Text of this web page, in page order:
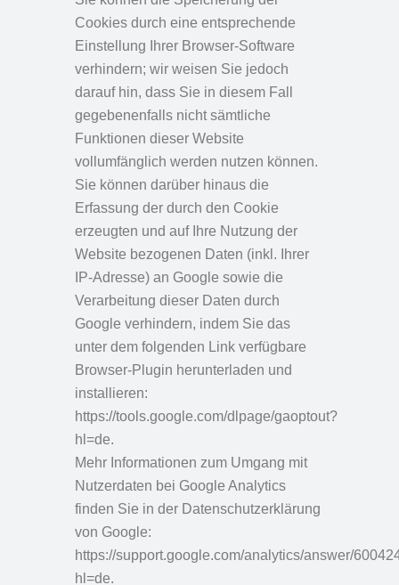
Cookies durch eine entsprechende
Einstellung Ihrer Browser-Software
verhindern; wir weisen Sie jedoch
darauf hin, dass Sie in diesem Fall
gegebenenfalls nicht sämtliche
Funktionen dieser Website
vollumfänglich werden nutzen können.
Sie können darüber hinaus die
Erfassung der durch den Cookie
erzeugten und auf Ihre Nutzung der
Website bezogenen Daten (inkl. Ihrer
IP-Adresse) an Google sowie die
Verarbeitung dieser Daten durch
Google verhindern, indem Sie das
unter dem folgenden Link verfügbare
Browser-Plugin herunterladen und
installieren:
https://tools.google.com/dlpage/gaoptout?
hl=de.
Mehr Informationen zum Umgang mit
Nutzerdaten bei Google Analytics
finden Sie in der Datenschutzerklärung
von Google:
https://support.google.com/analytics/answer/
hl=de.